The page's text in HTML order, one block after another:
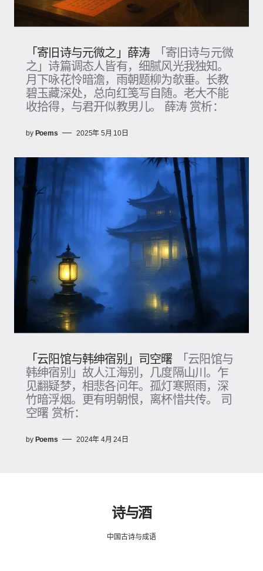
「寄旧诗与元微之」薛涛
「寄旧诗与元微
之」诗篇调态人皆有，细腻风光我独知。
月下咏花怜暗澹，雨朝题柳为欹垂。长教
碧玉藏深处，总向红笺写自随。老大不能
收拾得，与君开似教男儿。 薛涛 赏析：
by Poems 2025年 5月 10日
「云阳馆与韩绅宿别」司空曙
「云阳馆与
韩绅宿别」故人江海别，几度隔山川。乍
见翻疑梦，相悲各问年。孤灯寒照雨，深
竹暗浮烟。更有明朝恨，离杯惜共传。 司
空曙 赏析：
by Poems 2024年 4月 24日
诗与酒
中国古诗与成语